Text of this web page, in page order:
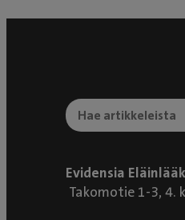
Evidensia
Takomotie 1-3, 4.